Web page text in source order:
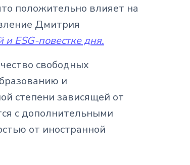
положительно влияет на
Дмитрия
ESG-повестке дня.
свободных
и
степени зависящей от
с дополнительными
от иностранной